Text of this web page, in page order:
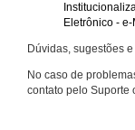
Eletrônico - e-
Dúvidas, sugestões
No caso de
contato pelo Suporte